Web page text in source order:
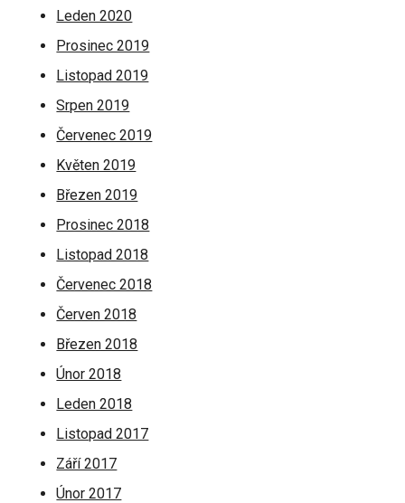
Leden 2020
Prosinec 2019
Listopad 2019
Srpen 2019
Červenec 2019
Květen 2019
Březen 2019
Prosinec 2018
Listopad 2018
Červenec 2018
Červen 2018
Březen 2018
Únor 2018
Leden 2018
Listopad 2017
Září 2017
Únor 2017